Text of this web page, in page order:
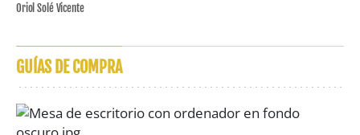
Oriol Solé Vicente
GUÍAS DE COMPRA